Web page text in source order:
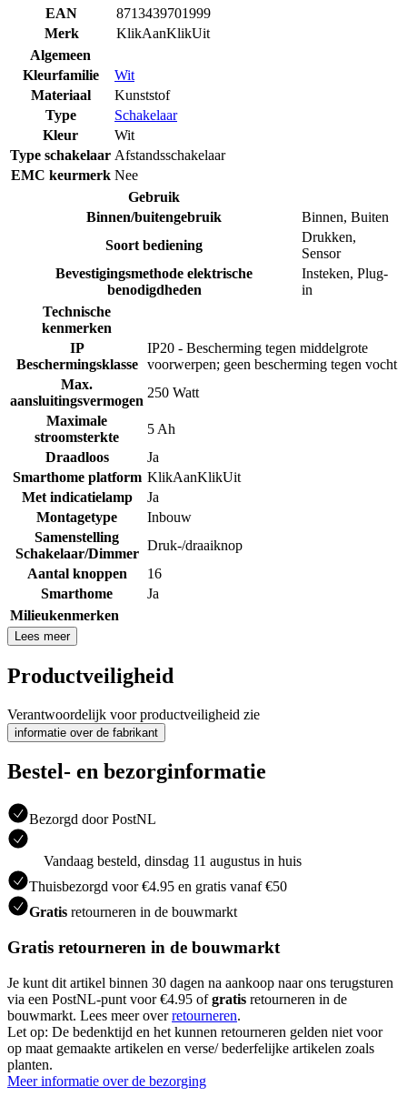
EAN
8713439701999
Merk
KlikAanKlikUit
Algemeen
Kleurfamilie
Wit
Materiaal
Kunststof
Type
Schakelaar
Kleur
Wit
Type schakelaar Afstandsschakelaar
EMC keurmerk Nee
Gebruik
Binnen/buitengebruik
Binnen, Buiten
Soort bediening
Drukken,
Sensor
Bevestigingsmethode elektrische
benodigdheden
Insteken, Plug-
in
Technische
kenmerken
IP
Beschermingsklasse
IP20 - Bescherming tegen middelgrote
voorwerpen; geen bescherming tegen vocht
Max.
aansluitingsvermogen
250 Watt
Maximale
stroomsterkte
5 Ah
Draadloos
Ja
Smarthome platform KlikAanKlikUit
Met indicatielamp
Ja
Montagetype
Inbouw
Samenstelling
Schakelaar/Dimmer
Druk-/draaiknop
Aantal knoppen
16
Smarthome
Ja
Milieukenmerken
Lees meer
Productveiligheid
Verantwoordelijk voor productveiligheid zie
informatie over de fabrikant
Bestel- en bezorginformatie
Bezorgd door PostNL
Vandaag besteld, dinsdag 11 augustus in huis
Thuisbezorgd voor €4.95 en gratis vanaf €50
Gratis retourneren in de bouwmarkt
Gratis retourneren in de bouwmarkt
Je kunt dit artikel binnen 30 dagen na aankoop naar ons terugsturen
via een PostNL-punt voor €4.95 ofgratis retourneren in de
bouwmarkt. Lees meer overretourneren.
Let op: De bedenktijd en het kunnen retourneren gelden niet voor
op maat gemaakte artikelen en verse/ bederfelijke artikelen zoals
planten.
Meer informatie over de bezorging